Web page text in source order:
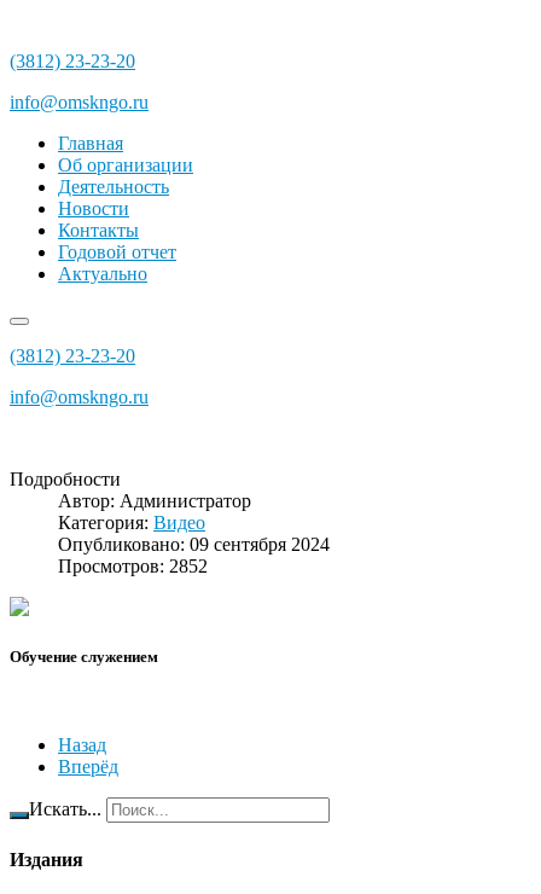
(3812) 23-23-20
info@omskngo.ru
Главная
Об организации
Деятельность
Новости
Контакты
Годовой отчет
Актуально
(3812) 23-23-20
info@omskngo.ru
Подробности
Автор: Администратор
Категория: Видео
Опубликовано: 09 сентября 2024
Просмотров: 2852
Обучение служением
Назад
Вперёд
Искать...
Издания